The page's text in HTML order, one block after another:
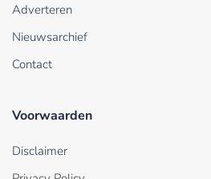
Adverteren
Nieuwsarchief
Contact
Voorwaarden
Disclaimer